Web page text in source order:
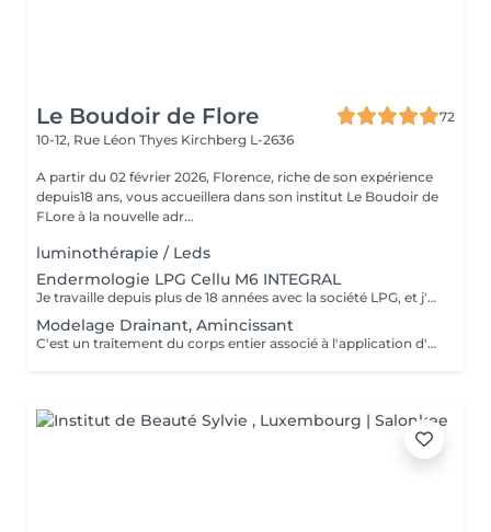
Le Boudoir de Flore
72
10-12, Rue Léon Thyes Kirchberg L-2636
A partir du 02 février 2026, Florence, riche de son expérience
depuis18 ans, vous accueillera dans son institut Le Boudoir de
FLore à la nouvelle adr...
luminothérapie / Leds
Endermologie LPG Cellu M6 INTEGRAL
Je travaille depuis plus de 18 années avec la société LPG, et j'ai le plaisir de vous proposer la gamme de soins visage et corps avec l'appareil Cellu M6 Integral . Vous trouverez également dans notre institut les produits cosmétiques visage et corps ainsi que leur compléments alimentaires naturels.
Modelage Drainant, Amincissant
C'est un traitement du corps entier associé à l'application d'un masque amincissant sur la zone du ventre. Réalisé à la main, il est apprécié pour son efficacité. Le massage va stimuler l'élimination des toxines et des graisses en activant le drainage lymphatique.